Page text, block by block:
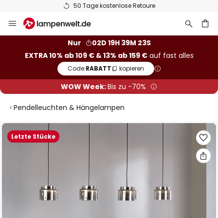
50 Tage kostenlose Retoure
Inhalt
Nur
02D 19H 39M 23S
EXTRA 10% ab 109 € & 13% ab 159 €auf fast alles
Code:RABATT kopieren
WOW Week:Bis zu -70%
Pendelleuchten & Hängelampen
Letzte Stücke
Zum
Ende